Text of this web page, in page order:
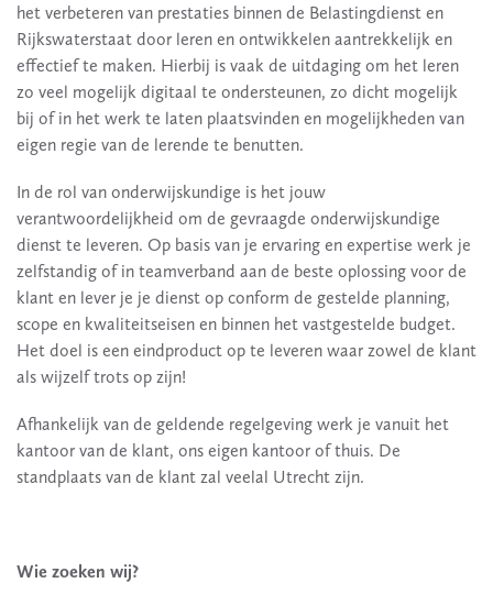
het verbeteren van prestaties binnen de Belastingdienst en
Rijkswaterstaat door leren en ontwikkelen aantrekkelijk en
effectief te maken. Hierbij is vaak de uitdaging om het leren
zo veel mogelijk digitaal te ondersteunen, zo dicht mogelijk
bij of in het werk te laten plaatsvinden en mogelijkheden van
eigen regie van de lerende te benutten.
In de rol van onderwijskundige is het jouw
verantwoordelijkheid om de gevraagde onderwijskundige
dienst te leveren. Op basis van je ervaring en expertise werk je
zelfstandig of in teamverband aan de beste oplossing voor de
klant en lever je je dienst op conform de gestelde planning,
scope en kwaliteitseisen en binnen het vastgestelde budget.
Het doel is een eindproduct op te leveren waar zowel de klant
als wijzelf trots op zijn!
Afhankelijk van de geldende regelgeving werk je vanuit het
kantoor van de klant, ons eigen kantoor of thuis. De
standplaats van de klant zal veelal Utrecht zijn.
Wie zoeken wij?